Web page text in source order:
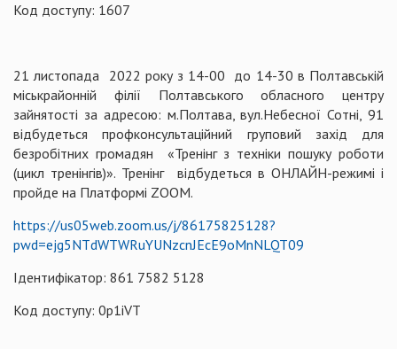
Код доступу: 1607
21 листопада 2022 року з 14-00 до 14-30 в Полтавській
міськрайонній філії Полтавського обласного центру
зайнятості за адресою: м.Полтава, вул.Небесної Сотні, 91
відбудеться профконсультаційний груповий захід для
безробітних громадян «Тренінг з техніки пошуку роботи
(цикл тренінгів)». Тренінг відбудеться в ОНЛАЙН-режимі і
пройде на Платформі ZOOM.
https://us05web.zoom.us/j/86175825128?
pwd=ejg5NTdWTWRuYUNzcnJEcE9oMnNLQT09
Ідентифікатор: 861 7582 5128
Код доступу: 0p1iVT